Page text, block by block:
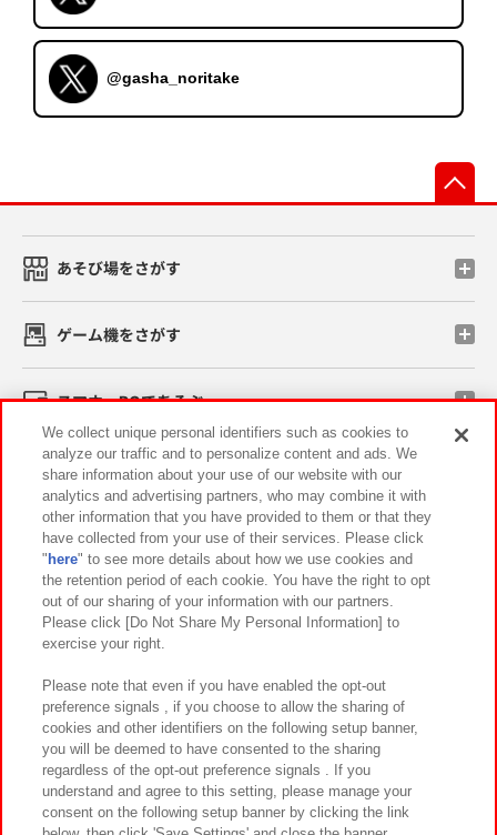
@gasha_noritake
あそび場をさがす
ゲーム機をさがす
スマホ・PCであそぶ
イベント・キャンペーン
関連会社 サステナビリティ サイトポリシー
プライバシーポリシー ウェブアクセシビリティ方針と検証結果
お取引先さまとともに
カスタマーハラスメント対応方針 よくあるご質問・お問い合わせ
We collect unique personal identifiers such as cookies to
analyze our traffic and to personalize content and ads. We
share information about your use of our website with our
analytics and advertising partners, who may combine it with
other information that you have provided to them or that they
have collected from your use of their services. Please click
" here" to see more details about how we use cookies and
the retention period of each cookie. You have the right to opt
out of our sharing of your information with our partners.
Please click [Do Not Share My Personal Information] to
exercise your right.
Please note that even if you have enabled the opt-out
preference signals , if you choose to allow the sharing of
cookies and other identifiers on the following setup banner,
you will be deemed to have consented to the sharing
regardless of the opt-out preference signals . If you
understand and agree to this setting, please manage your
consent on the following setup banner by clicking the link